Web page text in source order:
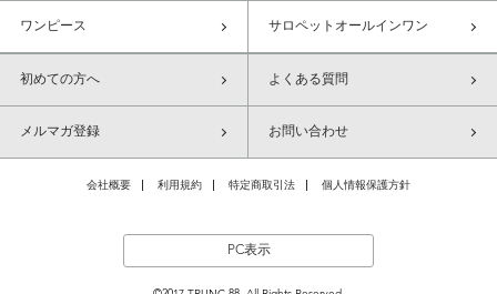
ワンピース サロペットオールインワン
初めての方へ よくある質問
メルマガ登録 お問い合わせ
会社概要 利用規約 特定商取引法 個人情報保護方針
PC表示